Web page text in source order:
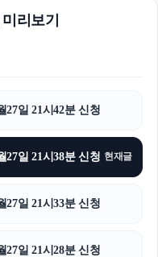
리보기
27일 21시42분 신청
27일 21시38분 신청 현재글
27일 21시33분 신청
27일 21시28분 신청